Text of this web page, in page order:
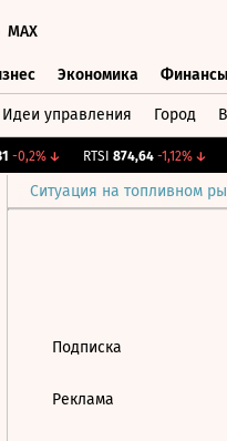
MAX
Экономика Финансы
Идеи управления Город
-0,2%↓ RTSI 874,64 -1,12%↓
Ситуация на топливном
Подписка
Реклама